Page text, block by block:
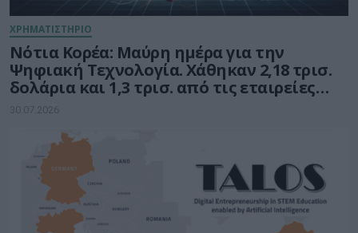
ΧΡΗΜΑΤΙΣΤΗΡΙΟ
Νότια Κορέα: Μαύρη ημέρα για την
Ψηφιακή Τεχνολογία. Χάθηκαν 2,18 τρισ.
δολάρια και 1,3 τρισ. από τις εταιρείες
ημιαγωγών
30.07.2026